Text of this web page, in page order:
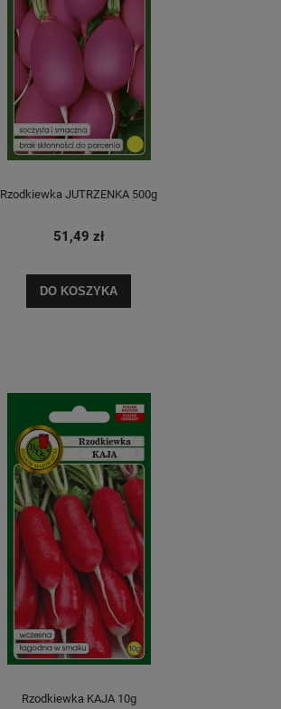
Rzodkiewka JUTRZENKA 500g
51,49 zł
DO KOSZYKA
Rzodkiewka KAJA 10g